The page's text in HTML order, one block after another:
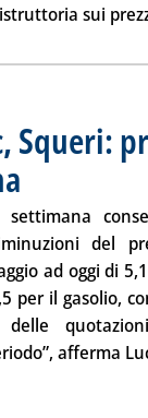
sui
Squeri:
. Pubblicata venerdì
del
ad oggi di
per il gasolio,
afferma